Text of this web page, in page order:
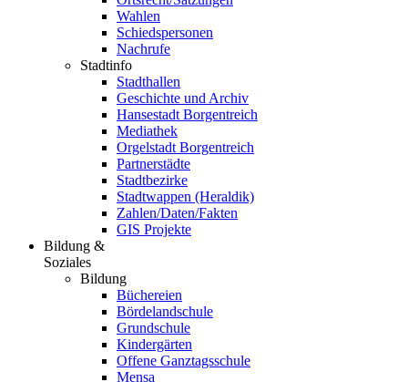
Wahlen
Schiedspersonen
Nachrufe
Stadtinfo
Stadthallen
Geschichte und Archiv
Hansestadt Borgentreich
Mediathek
Orgelstadt Borgentreich
Partnerstädte
Stadtbezirke
Stadtwappen (Heraldik)
Zahlen/Daten/Fakten
GIS Projekte
Bildung &
Soziales
Bildung
Büchereien
Bördelandschule
Grundschule
Kindergärten
Offene Ganztagsschule
Mensa